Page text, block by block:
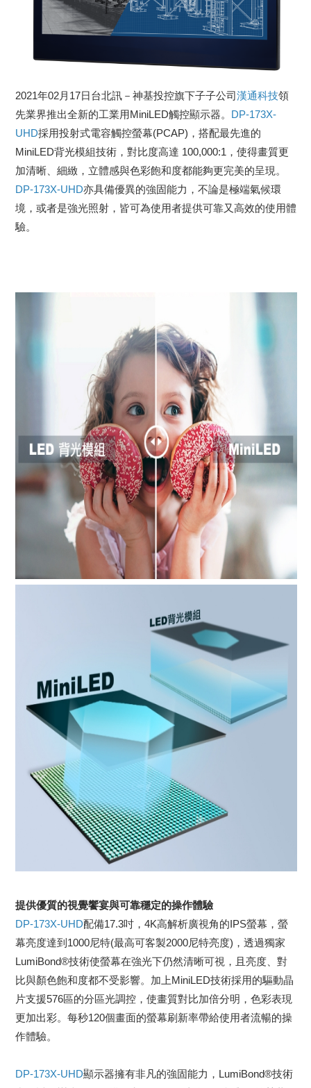
2021年02月17日台北訊－神基投控旗下子子公司漢通科技領
先業界推出全新的工業用MiniLED觸控顯示器。 DP-173X-
UHD採用投射式電容觸控螢幕(PCAP)，搭配最先進的
MiniLED背光模組技術，對比度高達 100,000:1，使得畫質更
加清晰、細緻，立體感與色彩飽和度都能夠更完美的呈現。
DP-173X-UHD亦具備優異的強固能力，不論是極端氣候環
境，或者是強光照射，皆可為使用者提供可靠又高效的使用體
驗。
提供優質的視覺饗宴與可靠穩定的操作體驗
DP-173X-UHD配備17.3吋，4K高解析廣視角的IPS螢幕，螢
幕亮度達到1000尼特(最高可客製2000尼特亮度)，透過獨家
LumiBond®技術使螢幕在強光下仍然清晰可視，且亮度、對
比與顏色飽和度都不受影響。加上MiniLED技術採用的驅動晶
片支援576區的分區光調控，使畫質對比加倍分明，色彩表現
更加出彩。每秒120個畫面的螢幕刷新率帶給使用者流暢的操
作體驗。
DP-173X-UHD顯示器擁有非凡的強固能力，LumiBond®技術